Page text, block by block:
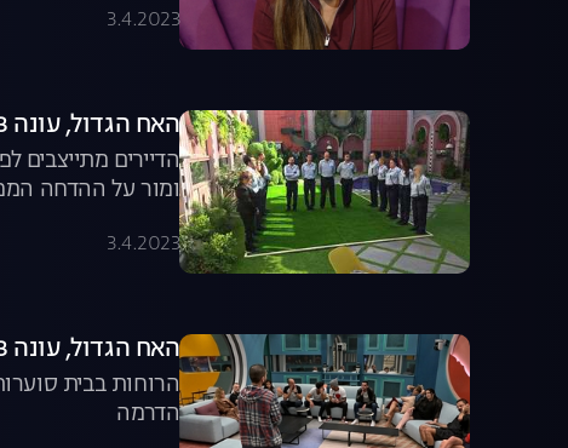
3.4.2023
האח הגדול, עונה 3, פרק 11: משימת בית הספר לשוטרים
הדיירים מתייצבים
ומור על ההדחה
3.4.2023
האח הגדול, עונה 3, פרק 12: הפיצוץ שהסעיר את הבית והמועמדים להדחה
הרוחות בבית
הדרמה